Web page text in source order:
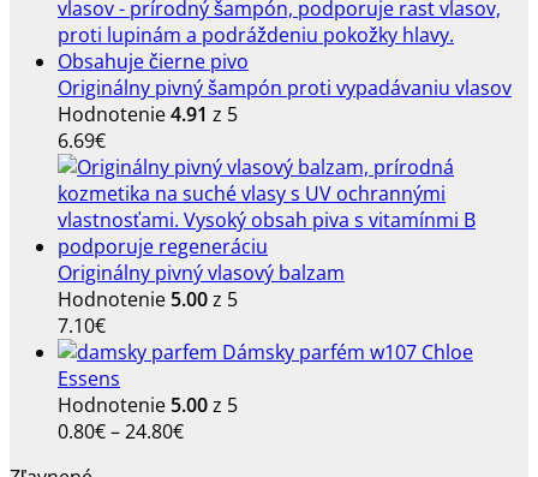
Originálny pivný šampón proti vypadávaniu vlasov
Hodnotenie4.91 z 5
6.69€
Originálny pivný vlasový balzam
Hodnotenie 5.00z 5
7.10€
Dámsky parfém w107 Chloe
Essens
Hodnotenie 5.00z 5
0.80€–24.80€Price